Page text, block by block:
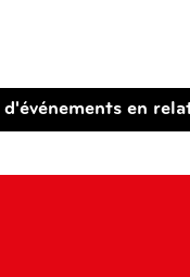
d'événements en